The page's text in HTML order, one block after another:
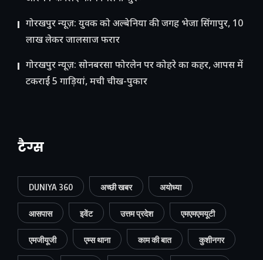
गोरखपुर न्यूज़: युवक को अल्बेनिया की जगह भेजा सिंगापुर, 10
लाख लेकर जालसाज फरार
गोरखपुर न्यूज़: सोनबरसा फोरलेन पर कोहरे का कहर, आपस में
टकराईं 5 गाड़ियां, मची चीख-पुकार
टैग्स
DUNIYA 360 अच्छी खबर अयोध्या
आसपास इवेंट उत्तम प्रदेश एमएमएमयूटी
एमजीयूजी एम्स थाना काम की बात कुशीनगर